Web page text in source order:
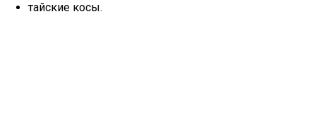
тайские косы.